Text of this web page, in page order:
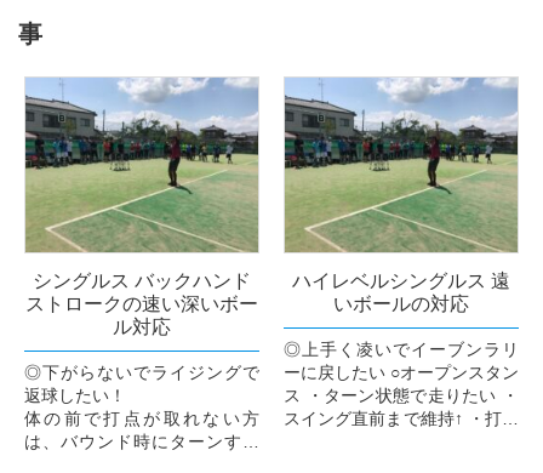
事
シングルス バックハンド
ストロークの速い深いボー
ル対応
◎下がらないでライジングで
返球したい！
体の前で打点が取れない方
は、バウンド時にターンする
ハイレベルシングルス 遠
いボールの対応
◎上手く凌いでイーブンラリ
ーに戻したい ○オープンスタン
ス ・ターン状態で走りたい ・
スイング直前まで維持↑ ・打点